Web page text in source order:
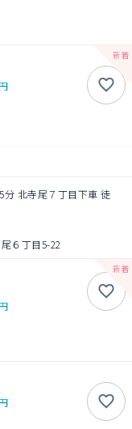
北寺尾７丁目下車 徒
６丁目5-22